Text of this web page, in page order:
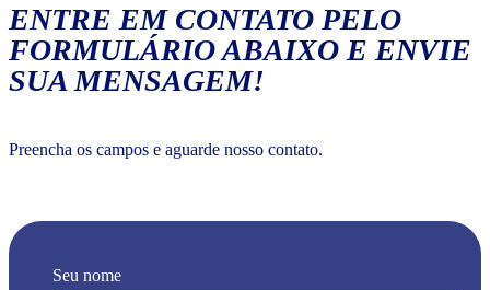
ENTRE EM CONTATO PELO
FORMULÁRIO ABAIXO E ENVIE
SUA MENSAGEM!
Preencha os campos e aguarde nosso contato.
Seu nome